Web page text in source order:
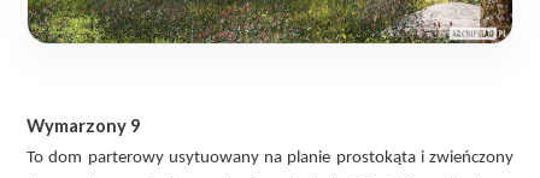
Wymarzony 9
To dom parterowy usytuowany na planie prostokąta i zwieńczony